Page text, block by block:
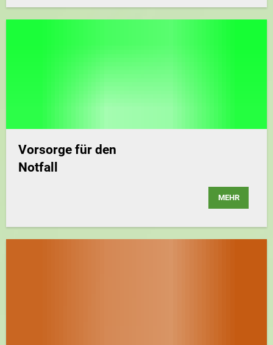
Vorsorge für den
Notfall
MEHR